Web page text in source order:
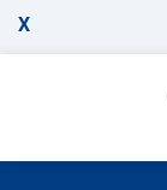
X